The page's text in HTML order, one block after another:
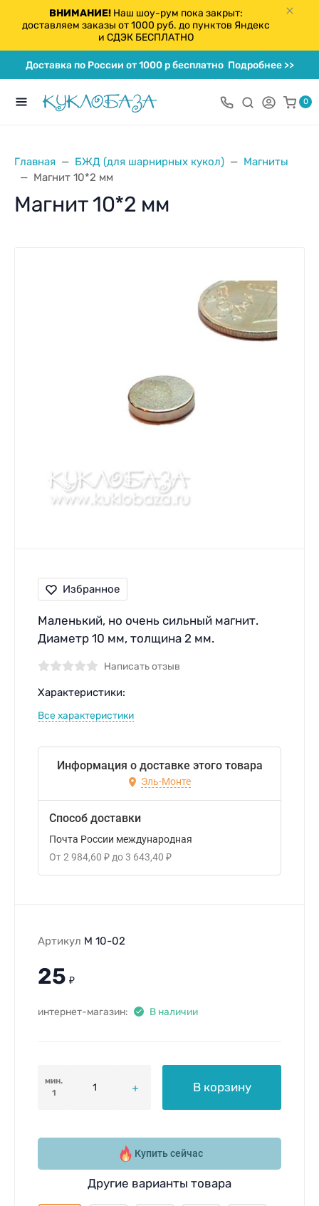
ВНИМАНИЕ!Наш шоу-рум пока закрыт:
доставляем заказы от 1000 руб. до пунктов Яндекс
и СДЭК БЕСПЛАТНО
Доставка по России от 1000 р бесплатноПодробнее >>
0
Главная БЖД (для шарнирных кукол)
Магниты
Магнит 10*2 мм
Магнит 10*2 мм
Избранное
Маленький, но очень сильный магнит.
Диаметр 10 мм, толщина 2 мм.
Написать отзыв
Характеристики:
Все характеристики
Информация о доставке этого товара
Эль-Монте
Способ доставки
Почта России международная
От
2 984,60 ₽ до 3 643,40 ₽
Артикул M 10-02
25 ₽
интернет-магазин: В наличии
мин.
1
В корзину
Купить сейчас
Другие варианты товара